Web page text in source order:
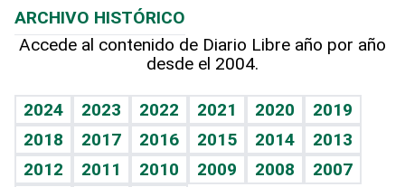
Hablando con el pediatra
Vida y familia
Eñe
Celebrando la vida
TBT Deportivo
Más firmas
Hecho en casa
Guía del dinero
Cumpleaños
Horóscopos
Crucigramas
ARCHIVO HISTÓRICO
Accede al contenido de Diario Libre año por año
desde el 2004.
2024 2023 2022 2021 2020
2019
2018
2017 2016 2015 2014
2013
2012
2011 2010 2009 2008
2007